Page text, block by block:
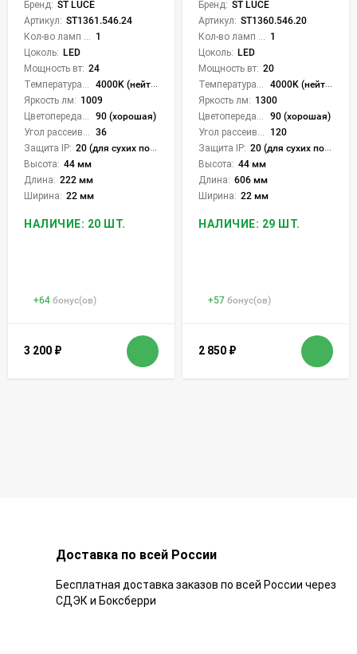
Бренд: ST LUCE
Артикул: ST1361.546.24
1
Цоколь: LED
Мощность вт: 24
4000K (нейтральный)
Яркость лм: 1009
90 (хорошая)
36
Защита IP: 20 (для сухих пом.)
Высота: 44 мм
Длина: 222 мм
Ширина: 22 мм
НАЛИЧИЕ: 20 ШТ.
+64 бонус(ов)
3 200 ₽
Бренд: ST LUCE
Артикул: ST1360.546.20
1
Цоколь: LED
Мощность вт: 20
4000K (нейтральный)
Яркость лм: 1300
90 (хорошая)
120
Защита IP: 20 (для сухих пом.)
Высота: 44 мм
Длина: 606 мм
Ширина: 22 мм
НАЛИЧИЕ: 29 ШТ.
+57 бонус(ов)
2 850 ₽
Доставка по всей России
Бесплатная доставка заказов по всей России через
СДЭК и Боксберри